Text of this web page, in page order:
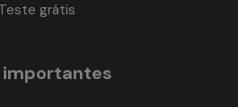
Teste grátis
importantes